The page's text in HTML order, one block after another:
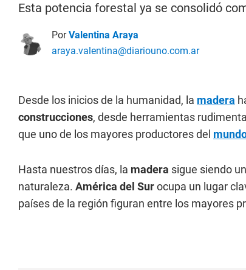
Esta potencia forestal ya se consolidó
PorValentina Araya
araya.valentina@diariouno.com.ar
Desde los inicios de la humanidad, la madera
construcciones, desde herramientas
que uno de los mayores productores del
Hasta nuestros días, la madera sigue siendo
naturaleza. América del Surocupa un lugar
países de la región figuran entre los mayores